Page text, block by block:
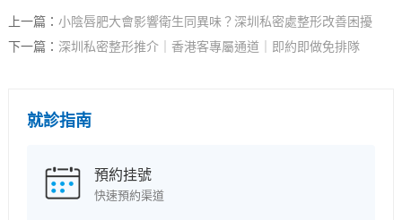
上一篇： 小陰唇肥大會影響衛生同異味？深圳私密處整形改善困擾
下一篇： 深圳私密整形推介｜香港客專屬通道｜即約即做免排隊
就診指南
預約挂號
快速預約渠道